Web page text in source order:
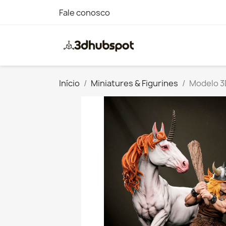
Fale conosco
Início Miniatures & Figurines Modelo